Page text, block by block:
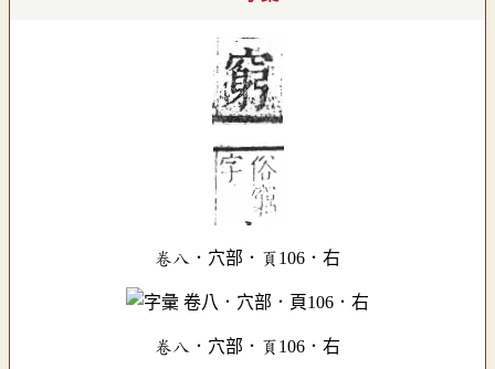
卷八．穴部．頁106．右
卷八．穴部．頁106．右